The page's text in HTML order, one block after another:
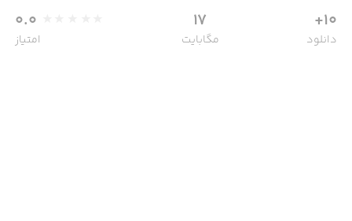
10+
دانلود
17
مگابایت
0.0
امتیاز